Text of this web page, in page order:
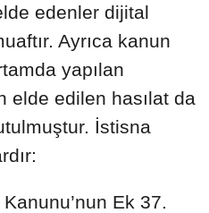
edenler dijital
Ayrıca kanun
yapılan
elde edilen hasılat da
İstisna
Ek 37.